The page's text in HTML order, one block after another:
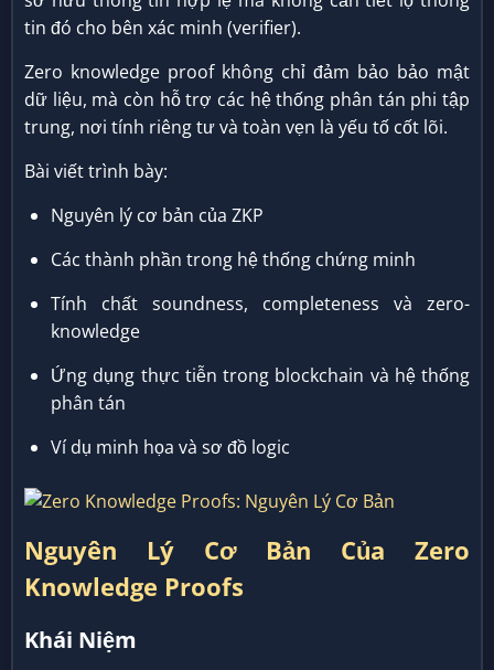
tin đó cho bên xác minh (verifier).
Zero knowledge proof không chỉ đảm bảo bảo mật
dữ liệu, mà còn hỗ trợ các hệ thống phân tán phi tập
trung, nơi tính riêng tư và toàn vẹn là yếu tố cốt lõi.
Bài viết trình bày:
Nguyên lý cơ bản của ZKP
Các thành phần trong hệ thống chứng minh
Tính chất soundness, completeness và zero-
knowledge
Ứng dụng thực tiễn trong blockchain và hệ thống
phân tán
Ví dụ minh họa và sơ đồ logic
Nguyên Lý Cơ Bản Của Zero
Knowledge Proofs
Khái Niệm